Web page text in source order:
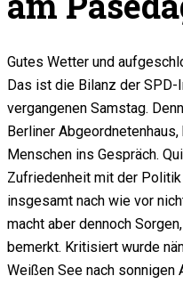
Gutes Wetter und
Das ist die Bilanz der
vergangenen Samstag.
Berliner
Menschen ins Gespräch.
Zufriedenheit mit der
insgesamt nach wie vor
macht aber dennoch
bemerkt. Kritisiert wurde
Weißen See nach sonnigen